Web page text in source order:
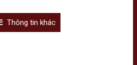
Thông tin khác